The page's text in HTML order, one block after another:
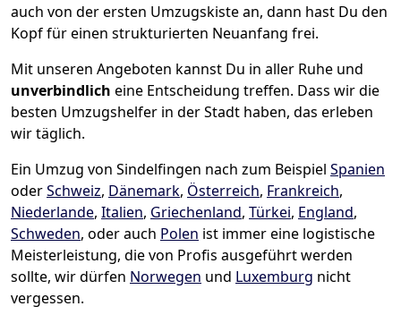
auch von der ersten Umzugskiste an, dann hast Du den
Kopf für einen strukturierten Neuanfang frei.
Mit unseren Angeboten kannst Du in aller Ruhe und
unverbindlich eine Entscheidung treffen. Dass wir die
besten Umzugshelfer in der Stadt haben, das erleben
wir täglich.
Ein Umzug von Sindelfingen nach zum Beispiel Spanien
oderSchweiz, Dänemark, Österreich, Frankreich,
Niederlande, Italien, Griechenland, Türkei, England,
Schweden, oder auch Polen ist immer eine logistische
Meisterleistung, die von Profis ausgeführt werden
sollte, wir dürfen Norwegen und Luxemburg nicht
vergessen.